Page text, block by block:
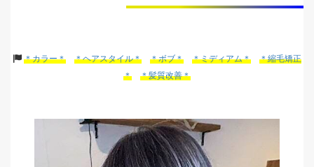
＊カラー＊ ＊ヘアスタイル＊ ＊ボブ＊ ＊ミディアム＊
＊縮毛矯正
＊
＊髪質改善＊